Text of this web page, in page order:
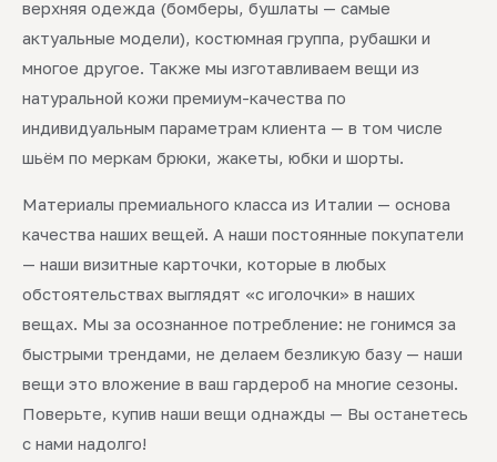
верхняя одежда (бомберы, бушлаты — самые
актуальные модели), костюмная группа, рубашки и
многое другое. Также мы изготавливаем вещи из
натуральной кожи премиум-качества по
индивидуальным параметрам клиента — в том числе
шьём по меркам брюки, жакеты, юбки и шорты.
Материалы премиального класса из Италии — основа
качества наших вещей. А наши постоянные покупатели
— наши визитные карточки, которые в любых
обстоятельствах выглядят «с иголочки» в наших
вещах. Мы за осознанное потребление: не гонимся за
быстрыми трендами, не делаем безликую базу — наши
вещи это вложение в ваш гардероб на многие сезоны.
Поверьте, купив наши вещи однажды — Вы останетесь
с нами надолго!